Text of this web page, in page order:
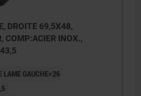
DROITE 69,5X48,
COMP:ACIER INOX.,
LAME GAUCHE=26